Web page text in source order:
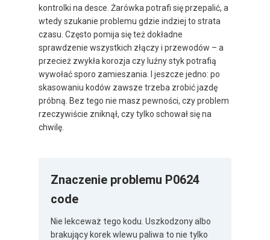
kontrolki na desce. Żarówka potrafi się przepalić, a
wtedy szukanie problemu gdzie indziej to strata
czasu. Często pomija się też dokładne
sprawdzenie wszystkich złączy i przewodów – a
przecież zwykła korozja czy luźny styk potrafią
wywołać sporo zamieszania. I jeszcze jedno: po
skasowaniu kodów zawsze trzeba zrobić jazdę
próbną. Bez tego nie masz pewności, czy problem
rzeczywiście zniknął, czy tylko schował się na
chwilę.
Znaczenie problemu P0624
code
Nie lekceważ tego kodu. Uszkodzony albo
brakujący korek wlewu paliwa to nie tylko